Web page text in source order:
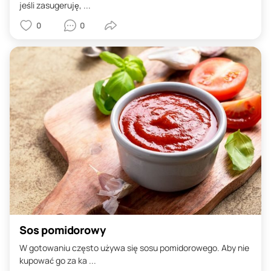
jeśli zasugeruję, ...
0 0
Sos pomidorowy
W gotowaniu często używa się sosu pomidorowego. Aby nie
kupować go za ka ...